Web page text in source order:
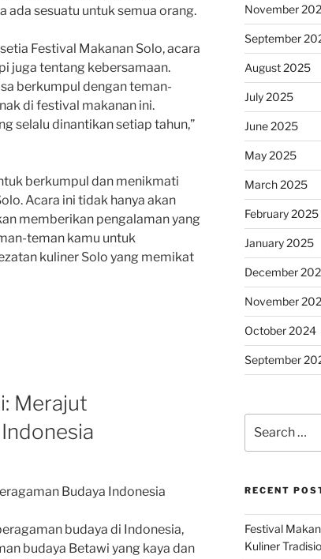
ada sesuatu untuk semua orang.
Festival Makanan Solo, acara
juga tentang kebersamaan.
berkumpul dengan teman-
di festival makanan ini.
selalu dinantikan setiap tahun,”
berkumpul dan menikmati
Acara ini tidak hanya akan
memberikan pengalaman yang
teman kamu untuk
kuliner Solo yang memikat
Merajut
Budaya Indonesia
budaya di Indonesia,
budaya Betawi yang kaya dan
November
September
August 2025
July 2025
June 2025
May 2025
March 2025
February 2025
January 2025
December
November
October 2024
September
for:
RECENT
Festival
Kuliner